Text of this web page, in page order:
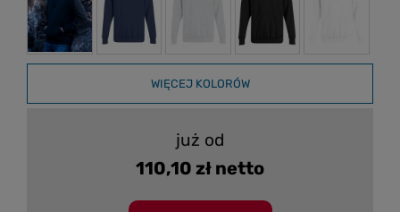
WIĘCEJ KOLORÓW
już od
110,10 zł netto